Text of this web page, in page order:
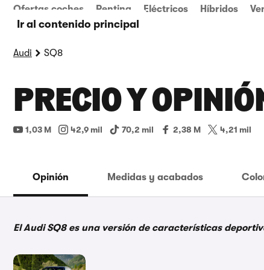
Ir al contenido principal
Ofertas coches Renting Eléctricos Híbridos
Audi SQ8
PRECIO Y
1,03 M 42,9 mil 70,2 mil 2,38 M 4,21 mil
Opinión Medidas y acabados
El Audi SQ8 es una versión de características